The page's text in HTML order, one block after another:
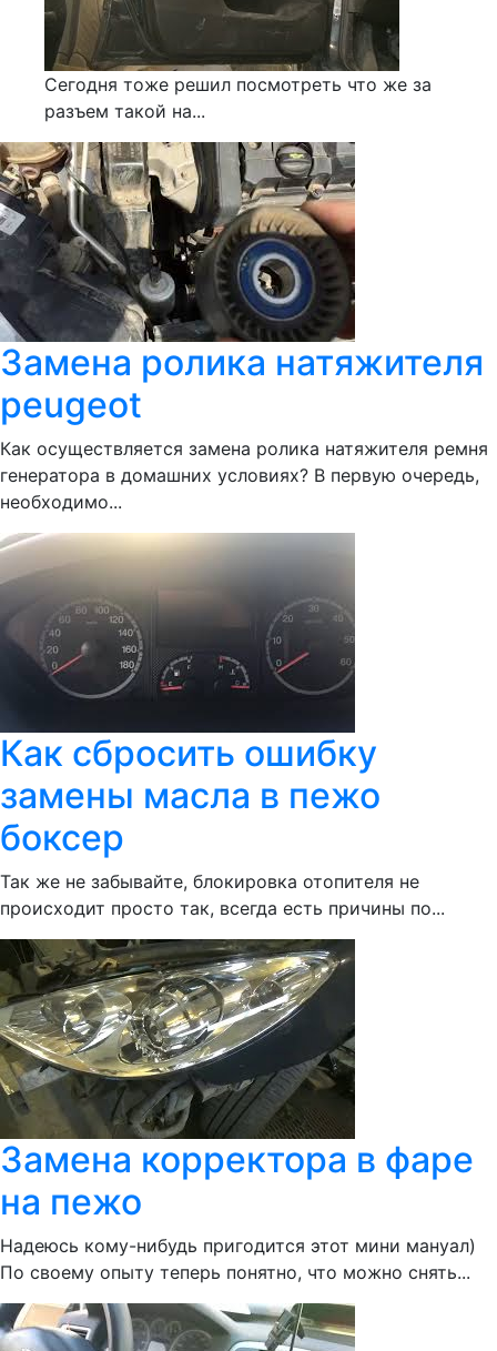
Сегодня тоже решил посмотреть что же за
разъем такой на...
Замена ролика натяжителя
peugeot
Как осуществляется замена ролика натяжителя ремня
генератора в домашних условиях? В первую очередь,
необходимо...
Как сбросить ошибку
замены масла в пежо
боксер
Так же не забывайте, блокировка отопителя не
происходит просто так, всегда есть причины по...
Замена корректора в фаре
на пежо
Надеюсь кому-нибудь пригодится этот мини мануал)
По своему опыту теперь понятно, что можно снять...